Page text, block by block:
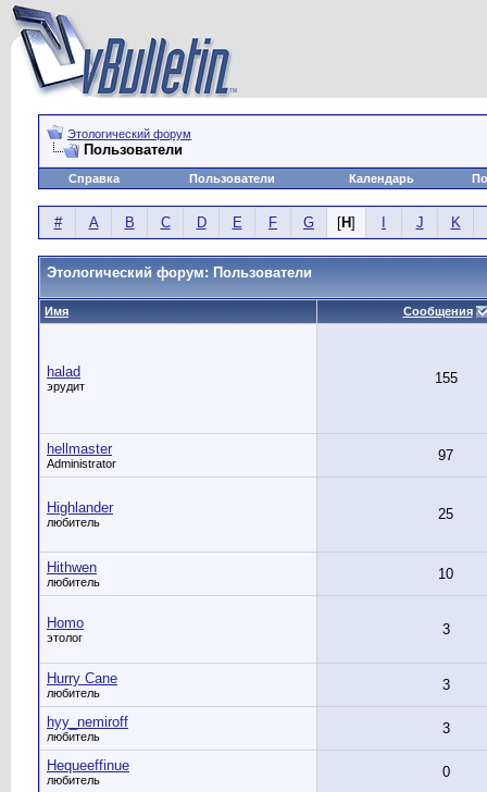
Этологический форум
Пользователи
Справка Пользователи Календарь
# A B C D E F G [H] J K
Этологический форум: Пользователи
Имя Сообщения
halad
эрудит 155
hellmaster
Administrator 97
Highlander
любитель 25
Hithwen
любитель 10
Homo
этолог 3
Hurry Cane
любитель 3
hyy_nemiroff
любитель 3
Hequeeffinue
любитель 0